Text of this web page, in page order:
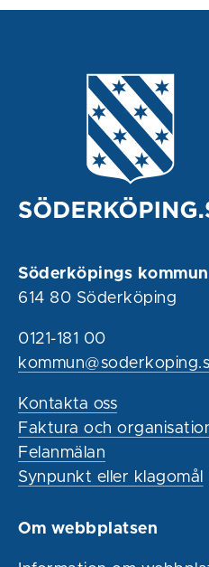
Söderköpings kommun
614 80 Söderköping
0121-181 00
Kontakta oss
Faktura och
Felanmälan
Synpunkt eller klagomål
Om webbplatsen